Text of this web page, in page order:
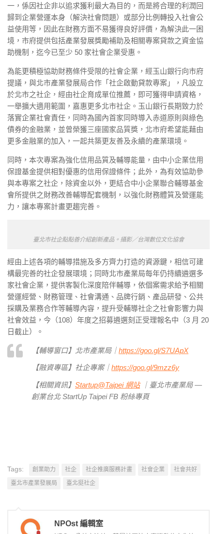
一，係因社企非以追求獲利最大為目的，而是將合理的利潤回
歸到企業營運本身（解決社會問題）或部分比例轉投入社會公
益使用等，因此在財務方面不易獲得良好評價，為解決此一困
境，市府提供包括產業發展獎勵補助及相關專案貸款之資金協
助機制，迄今已至少 50 家社會企業受惠。
為能更積極協助財務條件受限的社會企業，經玉山銀行向市府
提議，與北市產業發展局合作「社企啟動貸款專案」，凡設立
於北市之社企，經由社企育成單位推薦，即可獲得申請資格，
一舉擴大適用範圍，嘉惠更多北市社企。玉山銀行長期致力於
落實企業社會責任，同時為國內首家同時導入赤道原則與綠色
債券的金融業，並曾榮獲三座國家品質獎，北市府希望能藉由
更多金融業的加入，一起共築更友善及永續的產業環境。
同時，本次專案為強化信用品質及輔導能量，由中小企業信用
保證基金提供相對優惠的信用保證條件；此外，為有效協助參
與本專案之社企，除資金以外，更結合中小企業聯合輔導基金
會所提供之財務改善輔導配套機制，以強化財務體質及營運能
力，讓本專案計畫更趨完善。
臺北市社企點點善介紹創新產品。攝影／台灣數位文化協會
經由上述各項的輔導措施及多方齊力打造的資源鍵，相信可建
構最完善的社企發展環境；同時北市產業局每年仍持續遴選多
家社會企業，提供客製化深度陪伴輔導，依個案需求給予相關
營運經營、財務管理、社會溝通、品牌行銷、產品研發、公共
採購及業務合作等輔導內容，提升受輔導社企之社會影響力與
社會效益，今（108）年度之招募遴選刻正受理報名中（3 月 20
日截止）。
【輔導窗口】北市產業局｜ https://goo.gl/S7UApX
【融資專區】社企專案｜ https://goo.gl/9mzz6y
【相關資訊】 Startup@Taipei 網站｜臺北市產業局 —
創業台北 StartUp Taipei FB 粉絲專頁
Tags: 創業助力 社企 社企推廣服務計畫 社會企業
社會共好
臺北市產業發展局
臺北挺社企
NPOst 編輯室